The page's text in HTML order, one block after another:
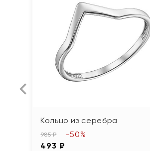
Кольцо из серебра
985 ₽
493 ₽
-50%